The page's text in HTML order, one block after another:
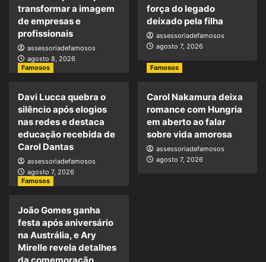
transformar a imagem
de empresas e
profissionais
assessoriadefamosos
agosto 8, 2026
força do legado
deixado pela filha
assessoriadefamosos
agosto 7, 2026
Famosos
Davi Lucca quebra o
silêncio após elogios
nas redes e destaca
educação recebida de
Carol Dantas
assessoriadefamosos
agosto 7, 2026
Famosos
Carol Nakamura deixa
romance com Hungria
em aberto ao falar
sobre vida amorosa
assessoriadefamosos
agosto 7, 2026
Famosos
João Gomes ganha
festa após aniversário
na Austrália, e Ary
Mirelle revela detalhes
da comemoração